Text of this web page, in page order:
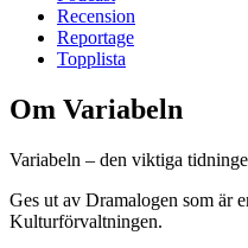
Recension
Reportage
Topplista
Om Variabeln
Variabeln – den viktiga
Ges ut av Dramalogen som är
Kulturförvaltningen.